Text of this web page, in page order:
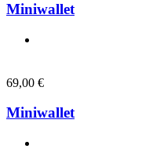
Miniwallet
69,00 €
Miniwallet